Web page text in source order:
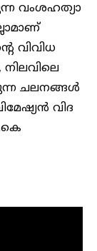
വംശഹത്യാ
വിവിധ
ചലനങ്ങൾ
വിദ​